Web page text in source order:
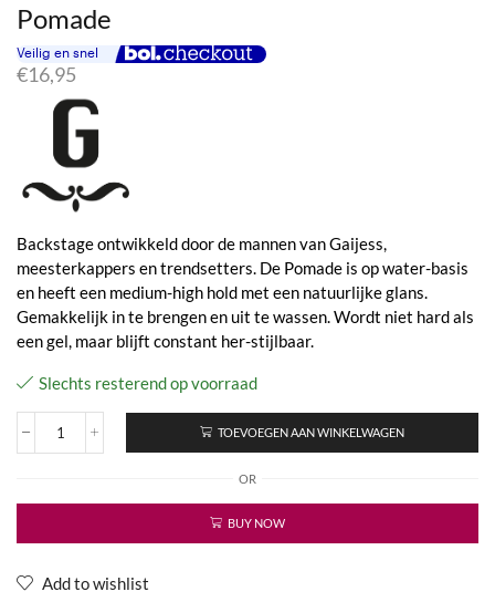
Pomade
€16,95
Backstage ontwikkeld door de mannen van Gaijess,
meesterkappers en trendsetters. De Pomade is op water-basis
en heeft een medium-high hold met een natuurlijke glans.
Gemakkelijk in te brengen en uit te wassen. Wordt niet hard als
een gel, maar blijft constant her-stijlbaar.
Slechts resterend op voorraad
Pomade
TOEVOEGEN AAN WINKELWAGEN
OR
BUY NOW
Add to wishlist